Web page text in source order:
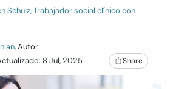
Schulz, Trabajador social clínico con
, Autor
8 Jul, 2025 Share